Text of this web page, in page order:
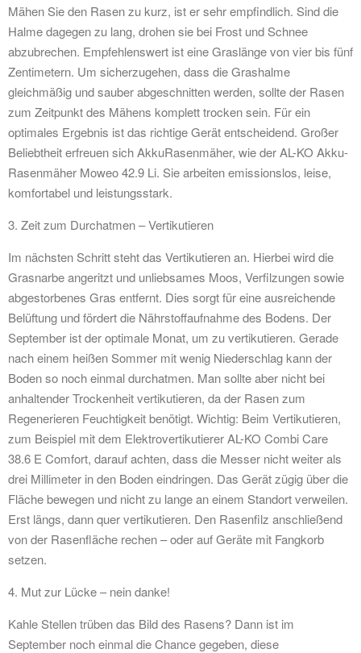
Mähen Sie den Rasen zu kurz, ist er sehr empfindlich. Sind die
Halme dagegen zu lang, drohen sie bei Frost und Schnee
abzubrechen. Empfehlenswert ist eine Graslänge von vier bis fünf
Zentimetern. Um sicherzugehen, dass die Grashalme
gleichmäßig und sauber abgeschnitten werden, sollte der Rasen
zum Zeitpunkt des Mähens komplett trocken sein. Für ein
optimales Ergebnis ist das richtige Gerät entscheidend. Großer
Beliebtheit erfreuen sich AkkuRasenmäher, wie der AL-KO Akku-
Rasenmäher Moweo 42.9 Li. Sie arbeiten emissionslos, leise,
komfortabel und leistungsstark.
3. Zeit zum Durchatmen – Vertikutieren
Im nächsten Schritt steht das Vertikutieren an. Hierbei wird die
Grasnarbe angeritzt und unliebsames Moos, Verfilzungen sowie
abgestorbenes Gras entfernt. Dies sorgt für eine ausreichende
Belüftung und fördert die Nährstoffaufnahme des Bodens. Der
September ist der optimale Monat, um zu vertikutieren. Gerade
nach einem heißen Sommer mit wenig Niederschlag kann der
Boden so noch einmal durchatmen. Man sollte aber nicht bei
anhaltender Trockenheit vertikutieren, da der Rasen zum
Regenerieren Feuchtigkeit benötigt. Wichtig: Beim Vertikutieren,
zum Beispiel mit dem Elektrovertikutierer AL-KO Combi Care
38.6 E Comfort, darauf achten, dass die Messer nicht weiter als
drei Millimeter in den Boden eindringen. Das Gerät zügig über die
Fläche bewegen und nicht zu lange an einem Standort verweilen.
Erst längs, dann quer vertikutieren. Den Rasenfilz anschließend
von der Rasenfläche rechen – oder auf Geräte mit Fangkorb
setzen.
4. Mut zur Lücke – nein danke!
Kahle Stellen trüben das Bild des Rasens? Dann ist im
September noch einmal die Chance gegeben, diese